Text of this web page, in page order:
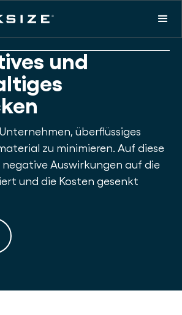
und
überflüssiges
zu minimieren. Auf diese
negative Auswirkungen auf die
und die Kosten gesenkt